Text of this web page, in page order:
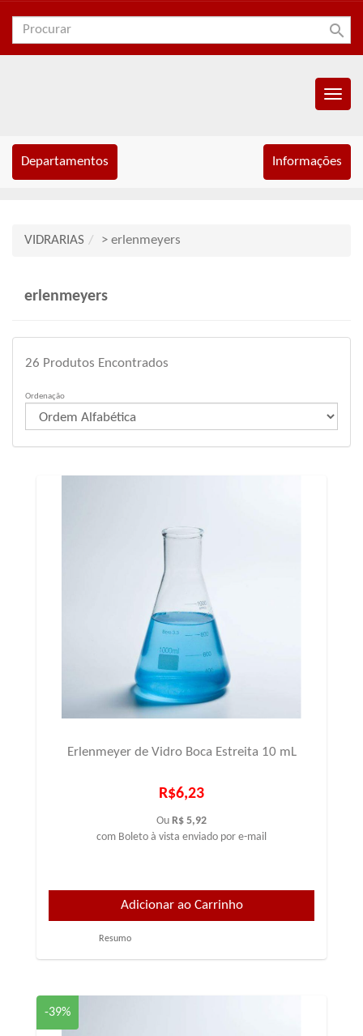
search
Menu
Departamentos Informações
VIDRARIAS > erlenmeyers
erlenmeyers
26 Produtos Encontrados
Ordenação
Erlenmeyer de Vidro Boca Estreita 10 mL
R$6,23
Ou R$ 5,92
com Boleto à vista enviado por e-mail
Resumo
-39%